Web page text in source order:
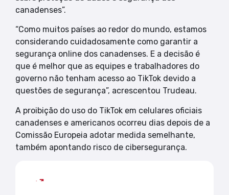
canadenses”.
“Como muitos países ao redor do mundo, estamos
considerando cuidadosamente como garantir a
segurança online dos canadenses. E a decisão é
que é melhor que as equipes e trabalhadores do
governo não tenham acesso ao TikTok devido a
questões de segurança”, acrescentou Trudeau.
A proibição do uso do TikTok em celulares oficiais
canadenses e americanos ocorreu dias depois de a
Comissão Europeia adotar medida semelhante,
também apontando risco de cibersegurança.